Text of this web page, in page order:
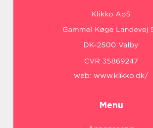
web: www.klikko.dk/
Menu